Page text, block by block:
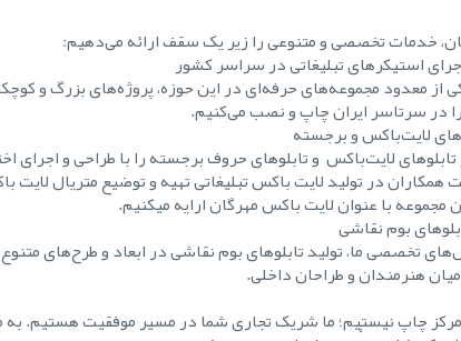
خدمات تخصصی و متنوعی را زیر یک سقف ارائه می‌دهیم:
استیکرهای تبلیغاتی در سراسر کشور
از معدود مجموعه‌های حرفه‌ای در این حوزه، پروژه‌های بزرگ و
را در سرتاسر ایران چاپ و نصب می‌کنیم.
لایت‌باکس و برجسته
تابلوهای لایت‌باکس و تابلوهای حروف برجسته را با طراحی و اجرای
همکاران در تولید لایت باکس تبلیغاتی تهیه و توضیع متریال لایت
مجموعه با عنوان لایت باکس مهرگان ارایه میکنیم.
بوم نقاشی
تخصصی ما، تولید تابلوهای بوم نقاشی در ابعاد و طرح‌های
هنرمندان و طراحان داخلی.
چاپ نیستیم؛ ما شریک تجاری شما در مسیر موفقیت هستیم. به